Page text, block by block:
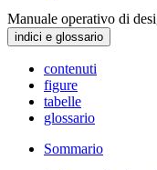
Manuale operativo di
indici e glossario
contenuti
figure
tabelle
glossario
Sommario